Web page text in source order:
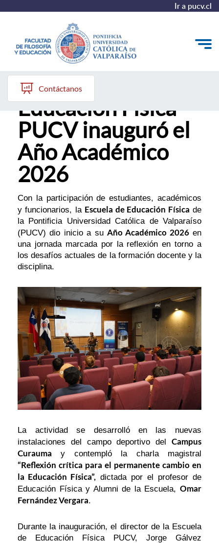
Ir a pucv.cl
Quiénes somos
Líneas de trabajo 2025-2028
Historia
Proyecto Conocimientos 2030
Reportes
Contáctanos
Escuela de
Educación Física
PUCV inauguró el
Año Académico
2026
Con la participación de estudiantes, académicos
y funcionarios, la Escuela de Educación Física de
la Pontificia Universidad Católica de Valparaíso
(PUCV) dio inicio a su Año Académico 2026en
una jornada marcada por la reflexión en torno a
los desafíos actuales de la formación docente y la
disciplina.
La actividad se desarrolló en las nuevas
instalaciones del campo deportivo del Campus
Curauma y contempló la charla magistral
“Reflexión crítica para el permanente cambio en
la Educación Física”, dictada por el profesor de
Educación Física y Alumni de la Escuela, Omar
Fernández Vergara.
Durante la inauguración, el director de la Escuela
de Educación Física PUCV, Jorge Gálvez